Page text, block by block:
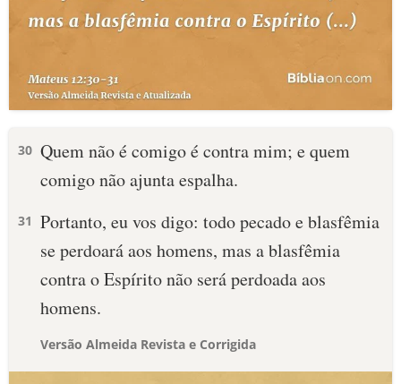
30 Quem não é comigo é contra mim; e quem
comigo não ajunta espalha.
31 Portanto, eu vos digo: todo pecado e blasfêmia
se perdoará aos homens, mas a blasfêmia
contra o Espírito não será perdoada aos
homens.
Versão Almeida Revista e Corrigida